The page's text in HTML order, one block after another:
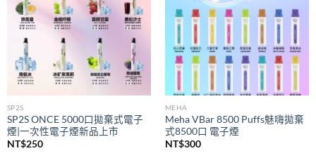
SP2S
SP2S ONCE 5000口拋棄式電子
煙|一次性電子煙新品上市
NT$250
MEHA
Meha VBar 8500 Puffs魅嗨拋棄
式8500口 電子煙
NT$300